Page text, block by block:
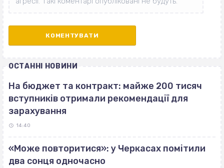
ОСТАННІ НОВИНИ
На бюджет та контракт: майже 200 тисяч
вступників отримали рекомендації для
зарахування
14:40
«Може повторитися»: у Черкасах помітили
два сонця одночасно